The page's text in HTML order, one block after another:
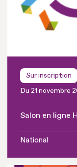
Sur inscription
Du 21 novembre
Salon en ligne
National